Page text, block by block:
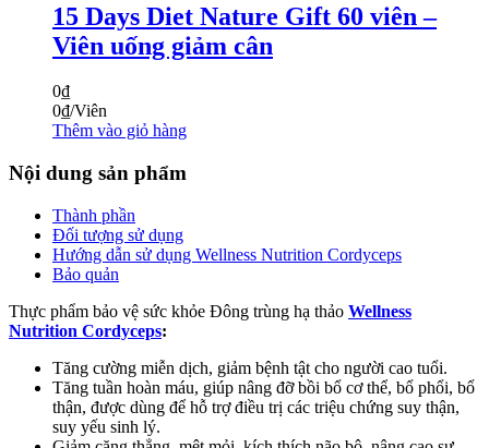
15 Days Diet Nature Gift 60 viên –
Viên uống giảm cân
0₫
0₫/Viên
Thêm vào giỏ hàng
Nội dung sản phẩm
Thành phần
Đối tượng sử dụng
Hướng dẫn sử dụng Wellness Nutrition Cordyceps
Bảo quản
Thực phẩm bảo vệ sức khỏe Đông trùng hạ thảo Wellness
Nutrition Cordyceps:
Tăng cường miễn dịch, giảm bệnh tật cho người cao tuổi.
Tăng tuần hoàn máu, giúp nâng đỡ bồi bổ cơ thể, bổ phổi, bổ
thận, được dùng để hỗ trợ điều trị các triệu chứng suy thận,
suy yếu sinh lý.